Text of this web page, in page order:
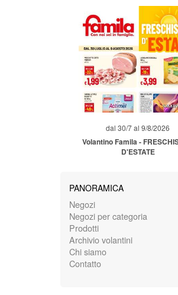
dal 30/7 al 9/8/2026
Volantino Famila -
D'ESTATE
PANORAMICA
Negozi
Negozi per categoria
Prodotti
Archivio volantini
Chi siamo
Contatto